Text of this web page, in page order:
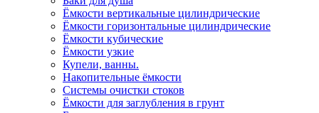
Ёмкости вертикальные цилиндрические
Ёмкости горизонтальные цилиндрические
Ёмкости кубические
Ёмкости узкие
Купели, ванны.
Накопительные ёмкости
Системы очистки стоков
Ёмкости для заглубления в грунт